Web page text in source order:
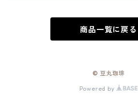
中煎り（City Roast）
中深煎り（Full City Roast）
商品一覧に戻る
© 豆丸珈琲
Powered by